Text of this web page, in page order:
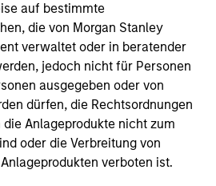
auf bestimmte
die von Morgan Stanley
verwaltet oder in beratender
jedoch nicht für Personen
ausgegeben oder von
dürfen, die Rechtsordnungen
Anlageprodukte nicht zum
oder die Verbreitung von
verboten ist.
lead portfolio
Applied Equity
funds and
his TAKE --
Expectations – on